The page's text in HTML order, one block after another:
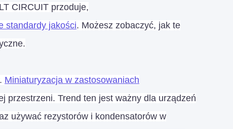
CIRCUIT przoduje,
standardy jakości. Możesz zobaczyć, jak te
Miniaturyzacja w zastosowaniach
przestrzeni. Trend ten jest ważny dla urządzeń
używać rezystorów i kondensatorów w